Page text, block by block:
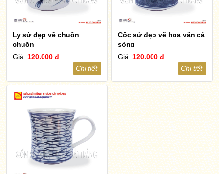
Ly sứ đẹp vẽ chuồn
chuồn
Giá: 120.000 đ
Chi tiết
Cốc sứ đẹp vẽ hoa văn cá
sóng
Giá: 120.000 đ
Chi tiết